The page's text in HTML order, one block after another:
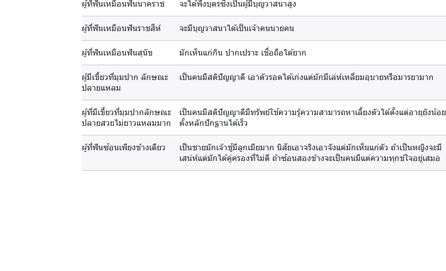
ผู้ที่ฟันเหมือนฟันนาคราช จะได้พึ่งบุตรซึ่งเป็นผู้มีบุญวาสนาสูง
ผู้ที่ฟันเหมือนฟันราชสีห์ จะมีบุญวาสนาได้เป็นเจ้าคนนายคน
ผู้ที่ฟันเหมือนฟันสุนัข มักเห็นแก่กิน ปากเปราะ เชื่อถือได้ยาก
ผู้มีเขี้ยวที่มุมปาก ลักษณะ
ปลายแหลม
เป็นคนมีสติปัญญาดี เอาตัวรอดได้เก่งแต่มักมีเล่ห์เหลี่ยมอุบายหรือมารยามาก
ผู้ที่มีเขี้ยวที่มุมปากลักษณะ
ปลายสวยไม่ยาวแหลมมาก
เป็นคนมีสติปัญญาดีมีทรัพย์ใช้ความรู้ความสามารถหาเลี้ยงตัวได้ตั้งแต่อายุยังน้อย
ตั้งหลักปักฐานได้เร็ว
ผู้ที่ฟันซ้อนเพียงข้างเดียว
เป็นชายมักเจ้าชู้มีลูกเมียมาก นิสัยเอาจริงเอาจังแต่มักเห็นแก่ตัว ถ้าเป็นหญิงจะมี
เสน่ห์แต่มักได้คู่ครองที่ไม่ดี ถ้าซ้อนสองข้างจะเป็นคนมีแต่ความทุกข์ใจอยู่เสมอ